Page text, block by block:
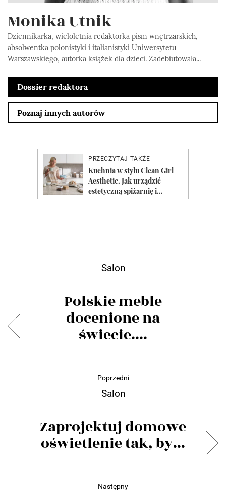
Monika Utnik
Dziennikarka, wieloletnia redaktorka pism wnętrzarskich,
absolwentka polonistyki i italianistyki Uniwersytetu
Warszawskiego, autorka książek dla dzieci. Zadebiutowała...
Dossier redaktora
Poznaj innych autorów
Salon
Polskie meble
docenione na
świecie....
Poprzedni
Salon
Zaprojektuj domowe
oświetlenie tak, by...
Następny